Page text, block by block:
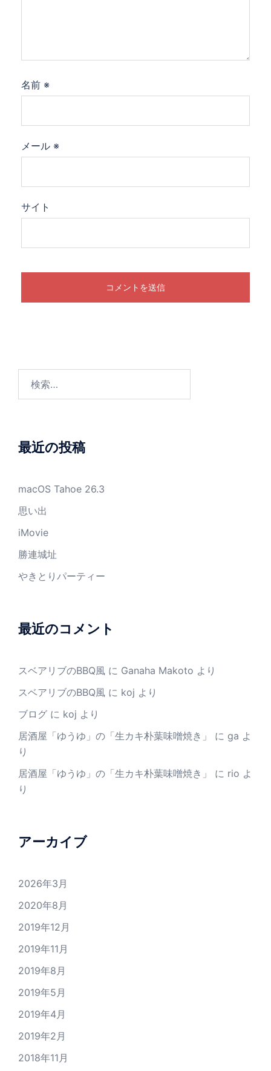
名前 ※
メール ※
サイト
最近の投稿
macOS Tahoe 26.3
思い出
iMovie
勝連城址
やきとりパーティー
最近のコメント
スベアリブのBBQ風 に Ganaha Makoto より
スベアリブのBBQ風 に koj より
ブログ に koj より
居酒屋「ゆうゆ」の「生カキ朴葉味噌焼き」
に ga よ
り
居酒屋「ゆうゆ」の「生カキ朴葉味噌焼き」
に rio よ
り
アーカイブ
2026年3月
2020年8月
2019年12月
2019年11月
2019年8月
2019年5月
2019年4月
2019年2月
2018年11月